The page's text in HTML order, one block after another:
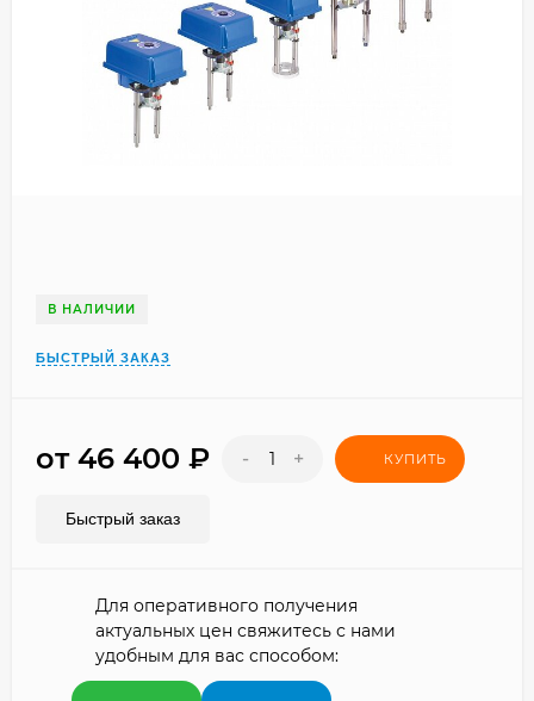
В НАЛИЧИИ
БЫСТРЫЙ ЗАКАЗ
от 46 400 ₽ - + КУПИТЬ
Быстрый заказ
Для оперативного получения
актуальных цен свяжитесь с нами
удобным для вас способом: